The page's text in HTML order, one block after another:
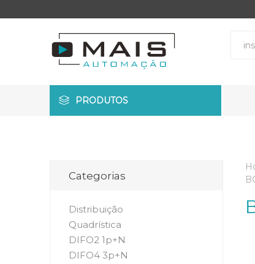
PRODUTOS
Categorias
Distribuição
Quadrística
DIFO2 1p+N
DIFO4 3p+N